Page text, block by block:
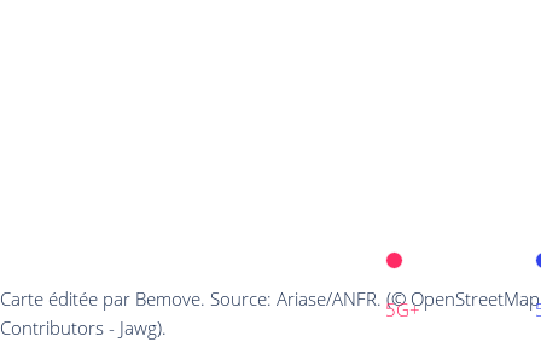
5G+
Carte éditée par Bemove. Source: Ariase/ANFR. (© OpenStreetMap
Contributors - Jawg).